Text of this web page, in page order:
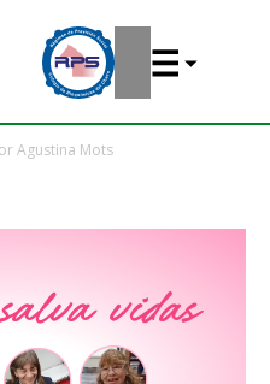
Agustina Mots